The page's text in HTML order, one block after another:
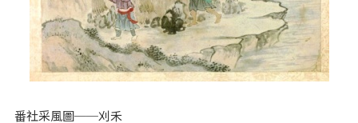
番社采風圖──刈禾